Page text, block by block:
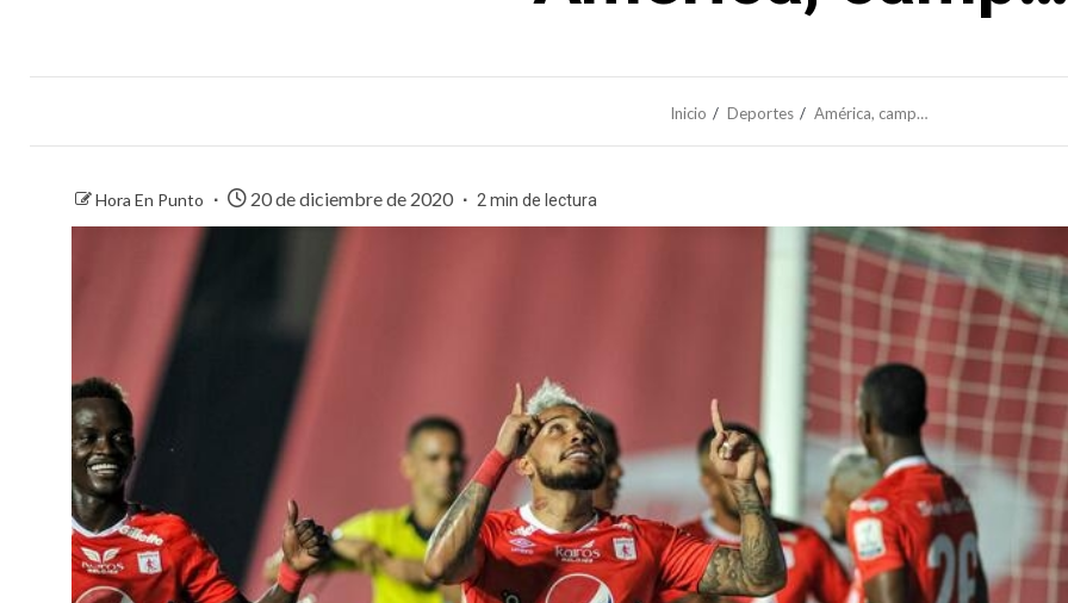
Inicio Deportes América, camp…
Hora En Punto 20 de diciembre de 2020 2 min de lectura